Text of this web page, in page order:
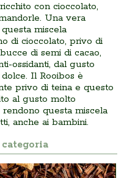
con cioccolato,
Una vera
miscela
di cioccolato, privo di
di semi di cacao,
ossidanti, dal gusto
Il Rooibos è
privo di teina e questo
al gusto molto
questa miscela
anche ai bambini.